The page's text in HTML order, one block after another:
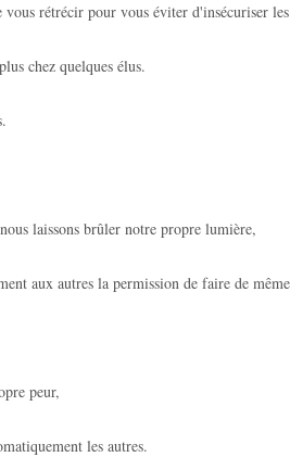
rétrécir pour vous éviter d'insécuriser
chez quelques élus.
laissons brûler notre propre lumière,
aux autres la permission de faire de
peur,
les autres.